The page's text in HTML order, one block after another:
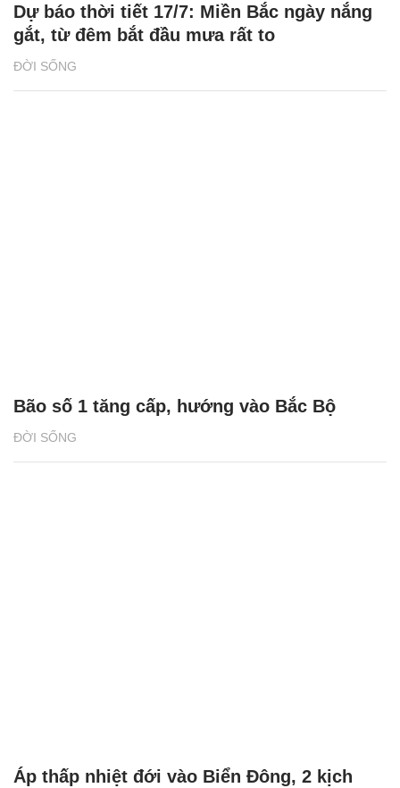
ĐỜI SỐNG
Dự báo thời tiết 17/7: Miền Bắc ngày nắng
gắt, từ đêm bắt đầu mưa rất to
ĐỜI SỐNG
Bão số 1 tăng cấp, hướng vào Bắc Bộ
Áp thấp nhiệt đới vào Biển Đông, 2 kịch